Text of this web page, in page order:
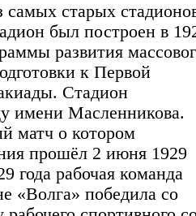
старых
был построен в
развития
к Первой
Стадион
имени Масленникова.
матч о котором
прошёл 2 июня 1929
года рабочая команда
«Волга» победила со